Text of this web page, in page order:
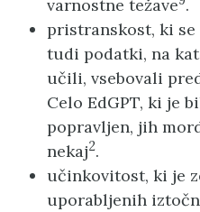
varnostne težave .
pristranskost, ki
tudi podatki, na
učili, vsebovali
Celo EdGPT, ki je
popravljen, jih
nekaj2.
učinkovitost, ki je
uporabljenih